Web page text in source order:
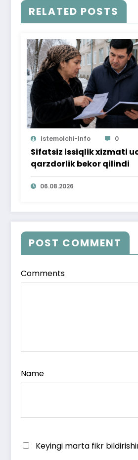
RELATED POSTS
Istemolchi-Info 0
Sifatsiz issiqlik xizmati
qarzdorlik bekor qilindi
06.08.2026
POST COMMENT
Comments
Name
Keyingi marta fikr